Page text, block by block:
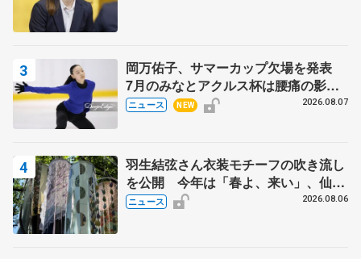
岡万佑子、サマーカップ欠場を発表
7月のみなとアクルス杯は腰痛の影響
で
ニュース NEW 2026.08.07
羽生結弦さん衣装モチーフの吹き流し
を公開 今年は「春よ、来い」、仙台
の瑞鳳殿
ニュース 2026.08.06